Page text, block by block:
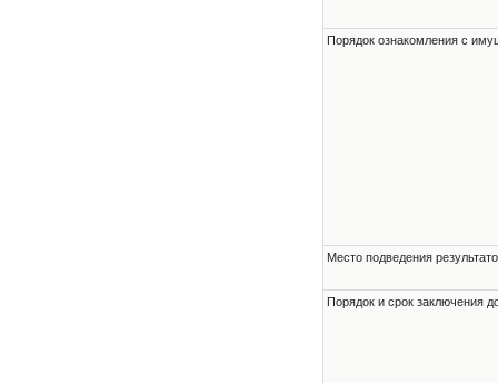
Порядок ознакомления с
Место подведения
Порядок и срок заключения